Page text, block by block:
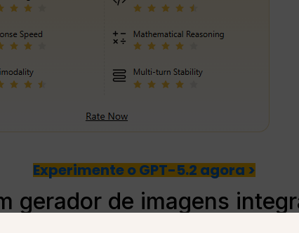
Experimente o GPT-5.2 agora >
gerador de imagens